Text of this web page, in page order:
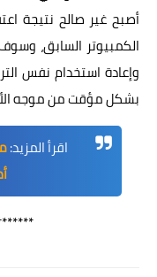
أصبح غير صالح نتيجة
الكمبيوتر السابق،
وإعادة استخدام نفس
بشكل مؤقت من موجه
اقرأ المزيد: